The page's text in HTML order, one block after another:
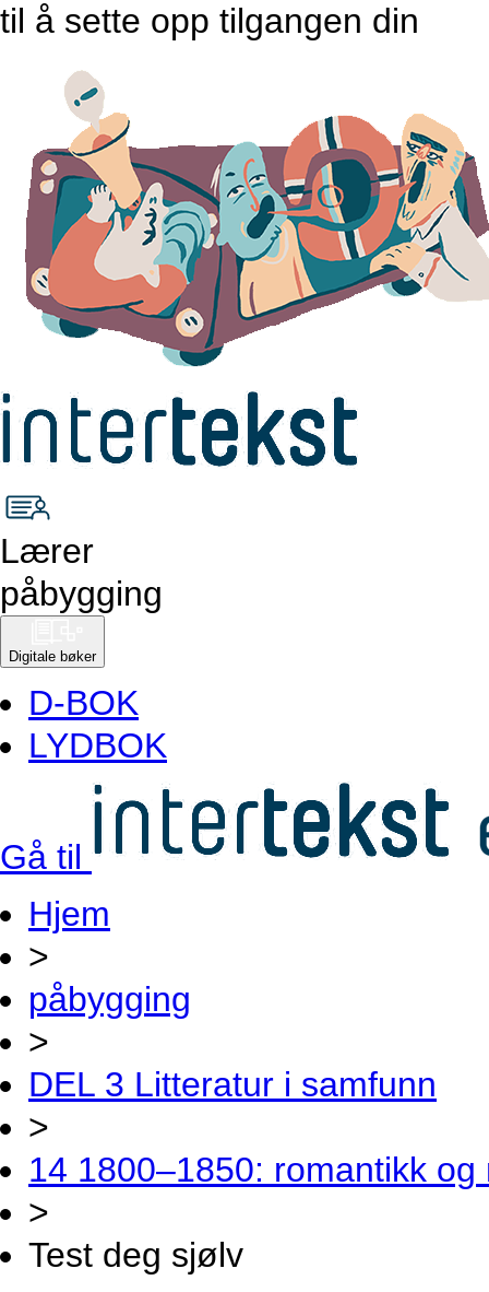
til å sette opp tilgangen din
Lærer
påbygging
Digitale bøker
D-BOK
LYDBOK
Gå til
Hjem
>
påbygging
>
DEL 3 Litteratur i samfunn
>
14 1800–1850: romantikk
>
Test deg sjølv